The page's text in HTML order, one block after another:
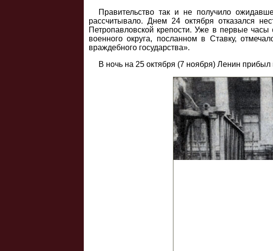
Правительство так и не получило
рассчитывало. Днем 24 октября отказался
Петропавловской крепости. Уже в первые
военного округа, посланном в Ставку,
враждебного государства».
В ночь на 25 октября (7 ноября) Ленин